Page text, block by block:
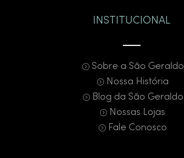
INSTITUCIONAL
Sobre a São Geraldo
Nossa História
Blog da São Geraldo
Nossas Lojas
Fale Conosco